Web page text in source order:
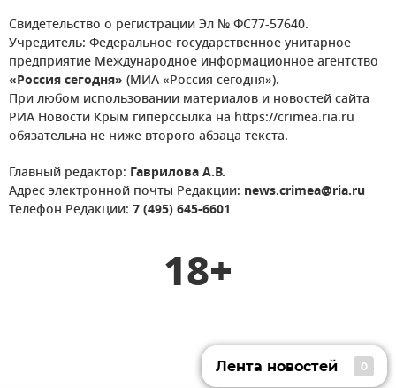
Свидетельство о регистрации Эл № ФС77-57640.
Учредитель: Федеральное государственное унитарное
предприятие Международное информационное агентство
«Россия сегодня» (МИА «Россия сегодня»).
При любом использовании материалов и новостей сайта
РИА Новости Крым гиперссылка на https://crimea.ria.ru
обязательна не ниже второго абзаца текста.
Главный редактор: Гаврилова А.В.
Адрес электронной почты Редакции: news.crimea@ria.ru
Телефон Редакции: 7 (495) 645-6601
18+
Лента новостей 0